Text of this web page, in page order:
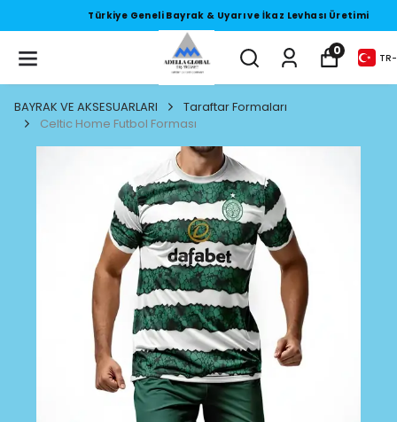
Türkiye Geneli Bayrak & Uyarı ve İkaz Levhası Üretimi
0
TR-
BAYRAK VE AKSESUARLARI
Taraftar Formaları
Celtic Home Futbol Forması